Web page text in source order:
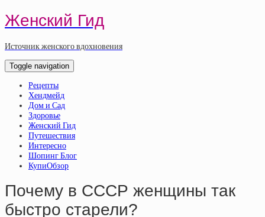
Женский Гид
Источник женского вдохновения
Toggle navigation
Рецепты
Хендмейд
Дом и Сад
Здоровье
Женский Гид
Путешествия
Интересно
Шопинг Блог
КупиОбзор
Почему в СССР женщины так
быстро старели?